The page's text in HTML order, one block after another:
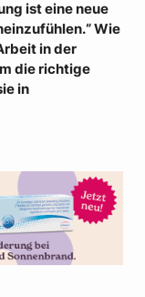
ist eine neue
Wie
in der
die richtige
in